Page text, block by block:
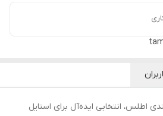
اطلس، انتخابی ایده‌آل برای استایل